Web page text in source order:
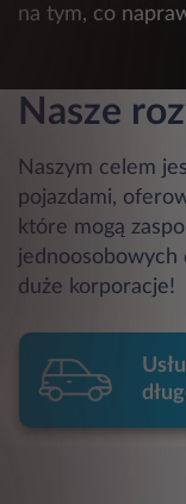
na tym, co
Nasze
Naszym celem
pojazdami,
które mogą
jednoosobowych
duże korporacje!